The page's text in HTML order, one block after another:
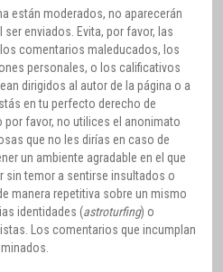
están moderados, no aparecerán
enviados. Evita, por favor, las
comentarios maleducados, los
personales, o los calificativos
dirigidos al autor de la página o a
en tu perfecto derecho de
favor, no utilices el anonimato
que no les dirías en caso de
un ambiente agradable en el que
sin temor a sentirse insultados o
manera repetitiva sobre un mismo
identidades (astroturfing) o
Los comentarios que incumplan